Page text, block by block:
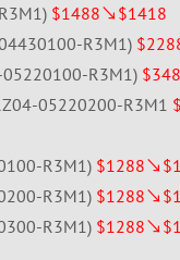
$1488↘$1418
R3M1)
05220100-R3M1)
05220200-R3M1
R3M1)
R3M1)
R3M1)